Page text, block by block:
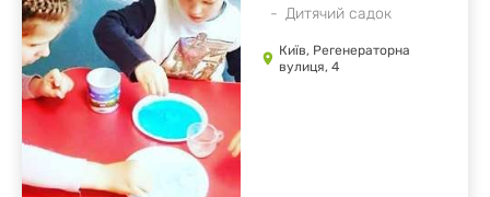
Дитячий садок
Київ, Регенераторна
вулиця, 4